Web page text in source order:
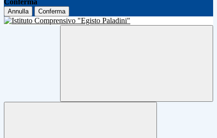
Conferma
Annulla Conferma